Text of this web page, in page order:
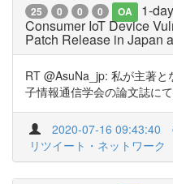
25 0 0 0 OA
1-
Consumer IoT Device
Patch Release in Japan
RT @AsuNa_jp: 私が主著
子情報通信学会の論文誌に
2020-07-16 09:43:40
リツイート・ネットワーク